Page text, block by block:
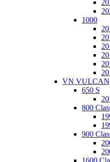
1000
VN VULCAN
650 S
800
900
1600